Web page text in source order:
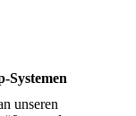
Systemen
unseren